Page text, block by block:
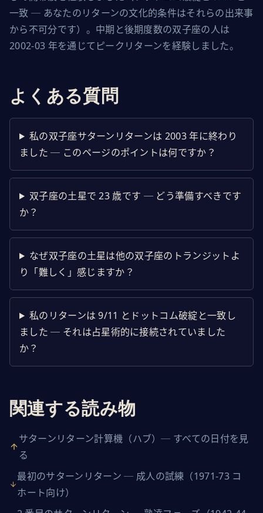
一致 ─ あなたのリターンの文化的条件はそれらの出来事
から不可分です）。中期と後期度数の双子座の人は
2002-03 年を通じてピークリターンを経験しました。
よくある質問
私の双子座サターンリターンは 2003 年に終わり
ました ─ このページのポイントは何ですか？
双子座の土星で 23 歳です ─ どう準備すべきです
か？
なぜ双子座の土星は他の双子座のトランジットよ
り「難しく」感じますか？
私のリターンは 9/11 とドットコム破綻と一致し
ました ─ それは占星術的に接続されていました
か？
関連する読み物
サターンリターン計算機（ハブ）─ すべての日付を見
る
最初のサターンリターン ─ 成人の試練（1971-73 コ
ホート向け）